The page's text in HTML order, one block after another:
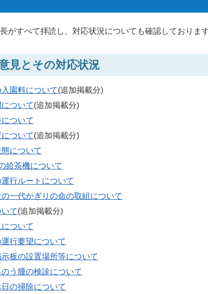
がすべて拝読し、対応状況についても確認しております
見とその対応状況
園料について(追加掲載分)
ついて(追加掲載分)
ついて
ついて(追加掲載分)
について
給茶機について
行ルートについて
一代かぎりの命の取組について
て(追加掲載分)
ついて
行要望について
板の設置場所等について
う腫の検診について
の掃除について